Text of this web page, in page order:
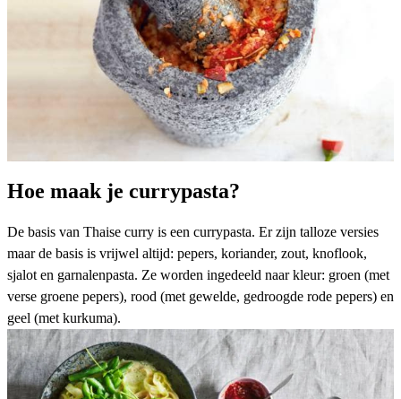
Hoe maak je currypasta?
De basis van Thaise curry is een currypasta. Er zijn talloze versies
maar de basis is vrijwel altijd: pepers, koriander, zout, knoflook,
sjalot en garnalenpasta. Ze worden ingedeeld naar kleur: groen (met
verse groene pepers), rood (met gewelde, gedroogde rode pepers) en
geel (met kurkuma).